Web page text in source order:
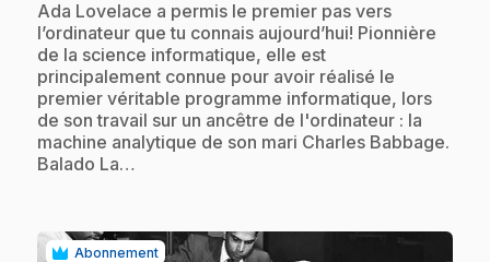
.Ada Lovelace a permis le premier pas vers
l’ordinateur que tu connais aujourd’hui! Pionnière
de la science informatique, elle est
principalement connue pour avoir réalisé le
premier véritable programme informatique, lors
de son travail sur un ancêtre de l'ordinateur : la
machine analytique de son mari Charles Babbage.
Balado La…
Abonnement